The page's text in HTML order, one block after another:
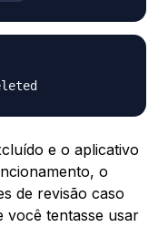
e o aplicativo
o
de revisão caso
você tentasse usar